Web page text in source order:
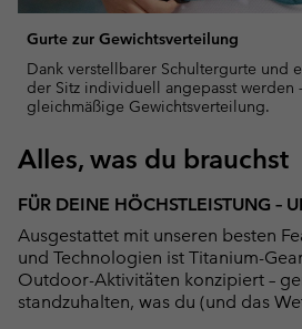
Gurte zur Gewichtsverteilung
Dank verstellbarer Schultergurte und
der Sitz individuell angepasst werden
gleichmäßige Gewichtsverteilung.
Alles, was du brauchst
FÜR DEINE HÖCHSTLEISTUNG –
Ausgestattet mit unseren besten
und Technologien ist Titanium-
Outdoor-Aktivitäten konzipiert –
standzuhalten, was du (und das